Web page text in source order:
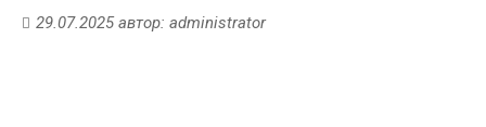
29.07.2025автор: administrator